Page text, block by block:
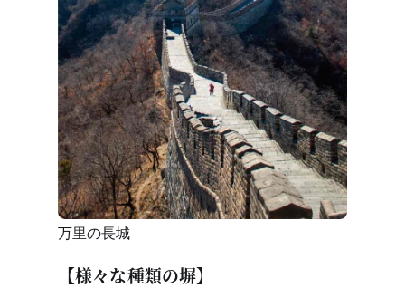
万里の長城
【様々な種類の塀】